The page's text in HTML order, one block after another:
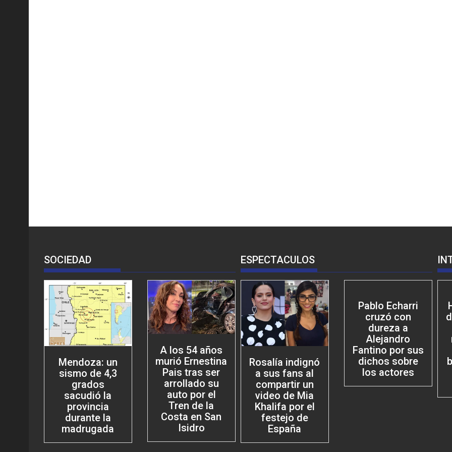
SOCIEDAD
Mendoza: un
sismo de 4,3
grados
sacudió la
provincia
durante la
madrugada
A los 54 años
murió Ernestina
Pais tras ser
arrollado su
auto por el
Tren de la
Costa en San
Isidro
ESPECTACULOS
Rosalía indignó
a sus fans al
compartir un
video de Mia
Khalifa por el
festejo de
España
Pablo Echarri
cruzó con
dureza a
Alejandro
Fantino por sus
dichos sobre
los actores